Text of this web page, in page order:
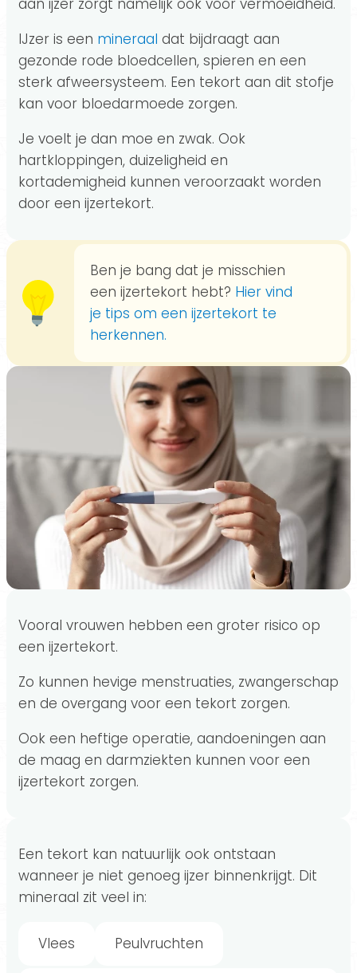
aan ijzer zorgt namelijk ook voor vermoeidheid.
IJzer is een mineraal dat bijdraagt aan
gezonde rode bloedcellen, spieren en een
sterk afweersysteem. Een tekort aan dit stofje
kan voor bloedarmoede zorgen.
Je voelt je dan moe en zwak. Ook
hartkloppingen, duizeligheid en
kortademigheid kunnen veroorzaakt worden
door een ijzertekort.
Ben je bang dat je misschien
een ijzertekort hebt? Hier vind
je tips om een ijzertekort te
herkennen.
Vooral vrouwen hebben een groter risico op
een ijzertekort.
Zo kunnen hevige menstruaties, zwangerschap
en de overgang voor een tekort zorgen.
Ook een heftige operatie, aandoeningen aan
de maag en darmziekten kunnen voor een
ijzertekort zorgen.
Een tekort kan natuurlijk ook ontstaan
wanneer je niet genoeg ijzer binnenkrijgt. Dit
mineraal zit veel in:
Vlees Peulvruchten